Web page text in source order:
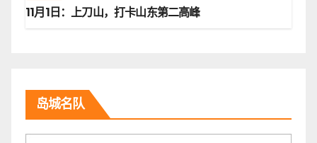
11月1日：上刀山，打卡山东第二高峰
岛城名队